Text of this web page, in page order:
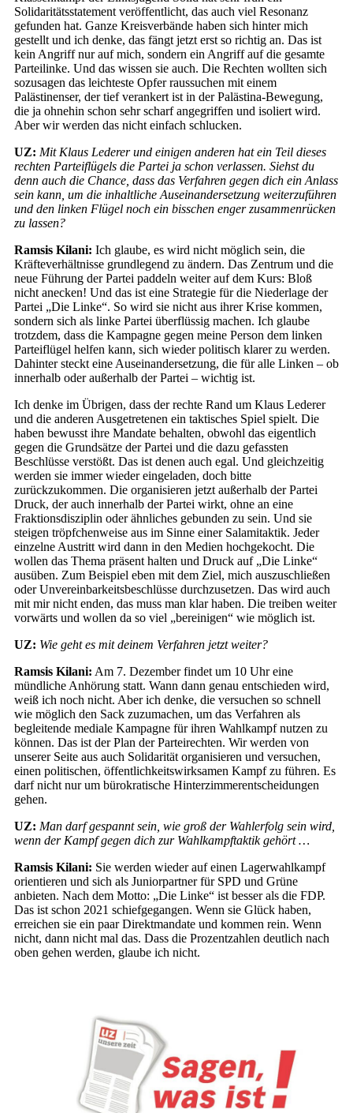
Solidaritätsstatement veröffentlicht, das auch viel Resonanz
gefunden hat. Ganze Kreisverbände haben sich hinter mich
gestellt und ich denke, das fängt jetzt erst so richtig an. Das ist
kein Angriff nur auf mich, sondern ein Angriff auf die gesamte
Parteilinke. Und das wissen sie auch. Die Rechten wollten sich
sozusagen das leichteste Opfer raussuchen mit einem
Palästinenser, der tief verankert ist in der Palästina-Bewegung,
die ja ohnehin schon sehr scharf angegriffen und isoliert wird.
Aber wir werden das nicht einfach schlucken.
UZ: Mit Klaus Lederer und einigen anderen hat ein Teil dieses
rechten Parteiflügels die Partei ja schon verlassen. Siehst du
denn auch die Chance, dass das Verfahren gegen dich ein Anlass
sein kann, um die inhaltliche Auseinandersetzung weiterzuführen
und den linken Flügel noch ein bisschen enger zusammenrücken
zu lassen?
Ramsis Kilani: Ich glaube, es wird nicht möglich sein, die
Kräfteverhältnisse grundlegend zu ändern. Das Zentrum und die
neue Führung der Partei paddeln weiter auf dem Kurs: Bloß
nicht anecken! Und das ist eine Strategie für die Niederlage der
Partei „Die Linke“. So wird sie nicht aus ihrer Krise kommen,
sondern sich als linke Partei überflüssig machen. Ich glaube
trotzdem, dass die Kampagne gegen meine Person dem linken
Parteiflügel helfen kann, sich wieder politisch klarer zu werden.
Dahinter steckt eine Auseinandersetzung, die für alle Linken – ob
innerhalb oder außerhalb der Partei – wichtig ist.
Ich denke im Übrigen, dass der rechte Rand um Klaus Lederer
und die anderen Ausgetretenen ein taktisches Spiel spielt. Die
haben bewusst ihre Mandate behalten, obwohl das eigentlich
gegen die Grundsätze der Partei und die dazu gefassten
Beschlüsse verstößt. Das ist denen auch egal. Und gleichzeitig
werden sie immer wieder eingeladen, doch bitte
zurückzukommen. Die organisieren jetzt außerhalb der Partei
Druck, der auch innerhalb der Partei wirkt, ohne an eine
Fraktionsdisziplin oder ähnliches gebunden zu sein. Und sie
steigen tröpfchenweise aus im Sinne einer Salamitaktik. Jeder
einzelne Austritt wird dann in den Medien hochgekocht. Die
wollen das Thema präsent halten und Druck auf „Die Linke“
ausüben. Zum Beispiel eben mit dem Ziel, mich auszuschließen
oder Unvereinbarkeitsbeschlüsse durchzusetzen. Das wird auch
mit mir nicht enden, das muss man klar haben. Die treiben weiter
vorwärts und wollen da so viel „bereinigen“ wie möglich ist.
UZ: Wie geht es mit deinem Verfahren jetzt weiter?
Ramsis Kilani: Am 7. Dezember findet um 10 Uhr eine
mündliche Anhörung statt. Wann dann genau entschieden wird,
weiß ich noch nicht. Aber ich denke, die versuchen so schnell
wie möglich den Sack zuzumachen, um das Verfahren als
begleitende mediale Kampagne für ihren Wahlkampf nutzen zu
können. Das ist der Plan der Parteirechten. Wir werden von
unserer Seite aus auch Solidarität organisieren und versuchen,
einen politischen, öffentlichkeitswirksamen Kampf zu führen. Es
darf nicht nur um bürokratische Hinterzimmerentscheidungen
gehen.
UZ: Man darf gespannt sein, wie groß der Wahlerfolg sein wird,
wenn der Kampf gegen dich zur Wahlkampftaktik gehört …
Ramsis Kilani: Sie werden wieder auf einen Lagerwahlkampf
orientieren und sich als Juniorpartner für SPD und Grüne
anbieten. Nach dem Motto: „Die Linke“ ist besser als die FDP.
Das ist schon 2021 schiefgegangen. Wenn sie Glück haben,
erreichen sie ein paar Direktmandate und kommen rein. Wenn
nicht, dann nicht mal das. Dass die Prozentzahlen deutlich nach
oben gehen werden, glaube ich nicht.